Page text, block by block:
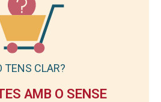
TENS CLAR?
AMB O SENSE